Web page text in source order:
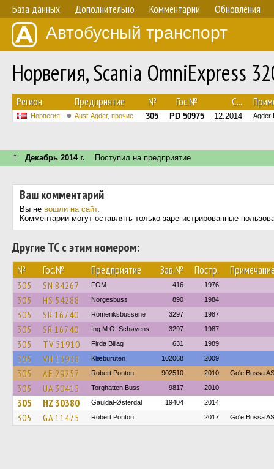
База данных Дополнительно Комментарии Обновления
Автобусный транспорт
Норвегия, Scania OmniExpress
Регион Предприятие № Гос.№ С...
Норвегия Aust-Agder, прочие 305 PD 50975 12.2014 Agder
↑ Декабрь 2014 г. Поступил на предприятие
Ваш комментарий
Вы не вошли на сайт.
Комментарии могут оставлять только зарегистрированные
Другие ТС с этим номером:
№ Гос.№ Предприятие Зав.№ Постр.
305 SN 84267 FOM 416 1976
305 HS 54288 Norgesbuss 890 1984
305 SR 16740 Romeriksbussene 3297 1987
305 SR 16740 Ing M.O. Schøyens 3297 1987
305 TV 51910 Firda Billag 631 1989
305 VH 13938 Klæburuten 102068 2009
305 AE 29257 Robert Ponton 902510 2010 Go'e Bussa AS
305 UA 30415 Torghatten Buss 9817 2010
305 HZ 30380 Gauldal-Østerdal 19404 2014
305 GA 11475 Robert Ponton 2017 Go'e Bussa AS